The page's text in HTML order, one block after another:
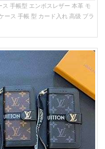
ス 手帳型 エンボスレザー 本革 モ
ース 手帳 型 カード入れ 高级 ブラ
通用 大人かわいい